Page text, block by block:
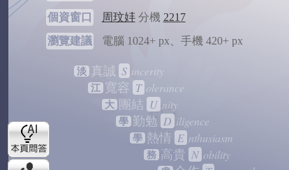
個資窗口 周玟妦分機 2217
瀏覽建議
電腦 1024+ px、手機 420+ px
淡 真誠 S incerity
江 寬容 T olerance
大 團結 U nity
學 勤勉 D iligence
學 熱情 E nthusiasm
務 高貴 N obility